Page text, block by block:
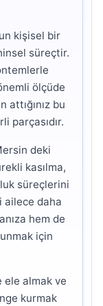
kişisel bir
süreçtir.
ölçüde
attığınız bu
parçasıdır.
deki
kasılma,
süreçlerini
ailece daha
hem de
için
ele almak ve
kurmak